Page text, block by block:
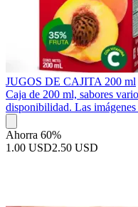
JUGOS DE CAJITA 200 ml
Caja de 200 ml, sabores
disponibilidad. Las
Ahorra 60%
1.00 USD2.50 USD